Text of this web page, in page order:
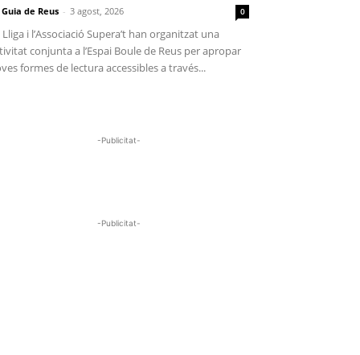
Guia de Reus - 3 agost, 2026 0
Lliga i l’Associació Supera’t han organitzat una
conjunta a l’Espai Boule de Reus per apropar
formes de lectura accessibles a través...
-Publicitat-
-Publicitat-